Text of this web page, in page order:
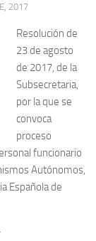
2017
Resolución de
23 de agosto
de 2017, de la
Subsecretaria,
por la que se
convoca
proceso
funcionario
Autónomos,
Española de